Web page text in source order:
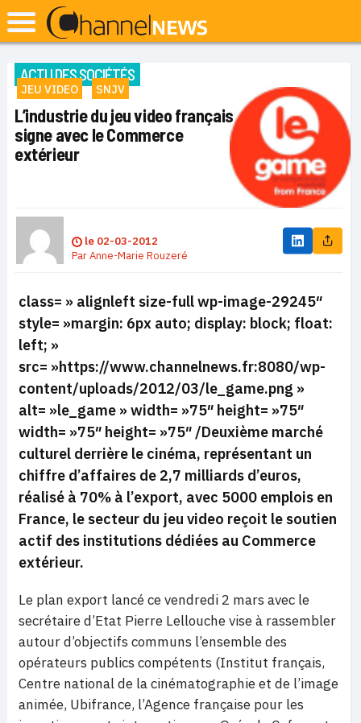
ACTU DES SOCIÉTÉS
JEU VIDEO SNJV
L’industrie du jeu video français
signe avec le Commerce
extérieur
le 02-03-2012
ParAnne-Marie Rouzeré
class= » alignleft size-full wp-image-29245″
style= »margin: 6px auto; display: block; float:
left; »
src= »https://www.channelnews.fr:8080/wp-
content/uploads/2012/03/le_game.png »
alt= »le_game » width= »75″ height= »75″
width= »75″ height= »75″ /Deuxième marché
culturel derrière le cinéma, représentant un
chiffre d’affaires de 2,7 milliards d’euros,
réalisé à 70% à l’export, avec 5000 emplois en
France, le secteur du jeu video reçoit le soutien
actif des institutions dédiées au Commerce
extérieur.
Le plan export lancé ce vendredi 2 mars avec le
secrétaire d’Etat Pierre Lellouche vise à rassembler
autour d’objectifs communs l’ensemble des
opérateurs publics compétents (Institut français,
Centre national de la cinématographie et de l’image
animée, Ubifrance, l’Agence française pour les